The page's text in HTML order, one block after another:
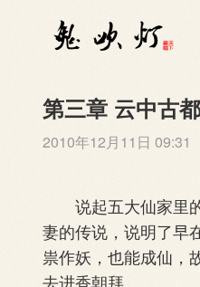
第三章 云中古
2010年12月11日 09:31
说起五大仙家里的
妻的传说，说明了早
祟作妖，也能成仙，
去进香朝拜。